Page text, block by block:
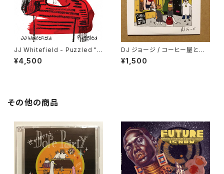
JJ Whitefield - Puzzled "L
P"
¥4,500
DJ ジョージ / コーヒー屋とレ
コード屋がやりたくてCD出しま
した
¥1,500
その他の商品